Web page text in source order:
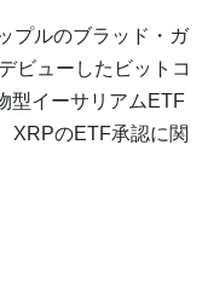
プルのブラッド・ガ
ビューしたビットコ
型イーサリアムETF
XRPのETF承認に関